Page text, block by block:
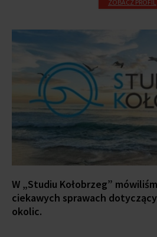
ZOBACZ PROFIL
W „Studiu Kołobrzeg”
ciekawych sprawach
okolic.